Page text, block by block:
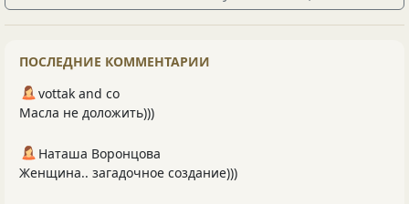
ПОСЛЕДНИЕ КОММЕНТАРИИ
vottak and co
Масла не доложить)))
Наташа Воронцова
Женщина.. загадочное создание)))